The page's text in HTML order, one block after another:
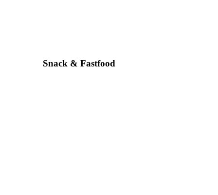
Snack & Fastfood